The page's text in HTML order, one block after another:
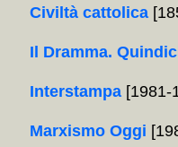
Civiltà cattolica
Il Dramma.
Interstampa [1981-
Marxismo Oggi